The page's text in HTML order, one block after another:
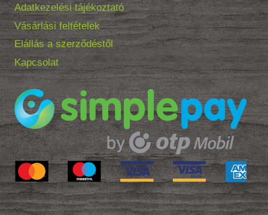
Adatkezelési tájékoztató
Vásárlási feltételek
Elállás a szerződéstől
Kapcsolat